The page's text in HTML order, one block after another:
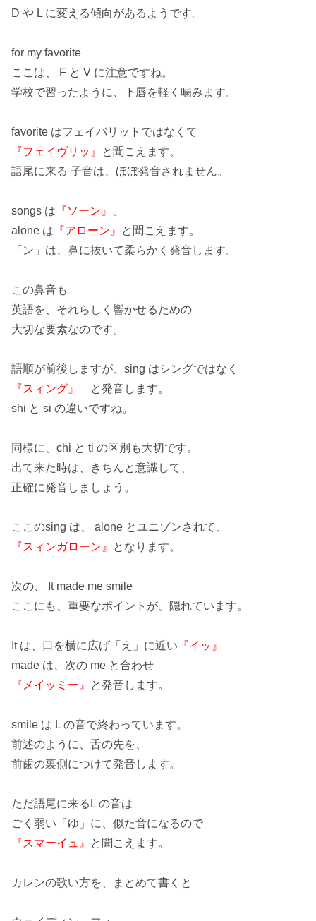
D や L に変える傾向があるようです。
for my favorite
ここは、
F と V に注意ですね。
学校で習ったように、下唇を軽く噛みます。
favorite はフェイバリットではなくて
『フェイヴリッ』
と聞こえます。
語尾に来る 子音は、ほぼ発音されません。
songs は 『ソーン』
alone は 『アローン』
と聞こえます。
「ン」 は、鼻に抜いて柔らかく発音します。
この鼻音も
英語を、それらしく響かせるための
大切な要素なのです。
語順が前後しますが、sing はシングではなく
『スィング』
と発音します。
shi と si の違いですね。
同様に、 chi と ti の区別 も大切です。
出て来た時は、きちんと意識して、
正確に発音しましょう。
ここのsing は、 alone とユニゾンされて、
『スィンガローン』
となります。
次の、 It made me smile
ここにも、重要なポイントが、隠れています。
It は、口を横に広げ 「え」 に近い 『イッ』
made は、次の me と合わせ
『メイッミー』
と発音します。
smile は L の音で終わっています。
前述のように、舌の先を、
前歯の裏側につけて発音します。
ただ語尾に来るL の音は
ごく弱い 「ゆ」 に、似た音になるので
『スマーイュ』
と聞こえます。
カレンの歌い方を、まとめて書くと